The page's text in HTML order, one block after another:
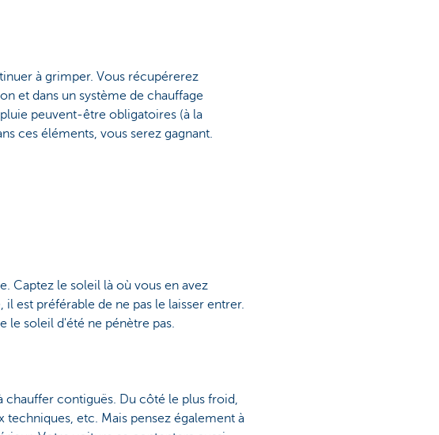
à grimper. Vous récupérerez
et dans un système de chauffage
peuvent-être obligatoires (à la
ces éléments, vous serez gagnant.
Captez le soleil là où vous en avez
est préférable de ne pas le laisser entrer.
le soleil d'été ne pénètre pas.
chauffer contiguës. Du côté le plus froid,
etc. Mais pensez également à